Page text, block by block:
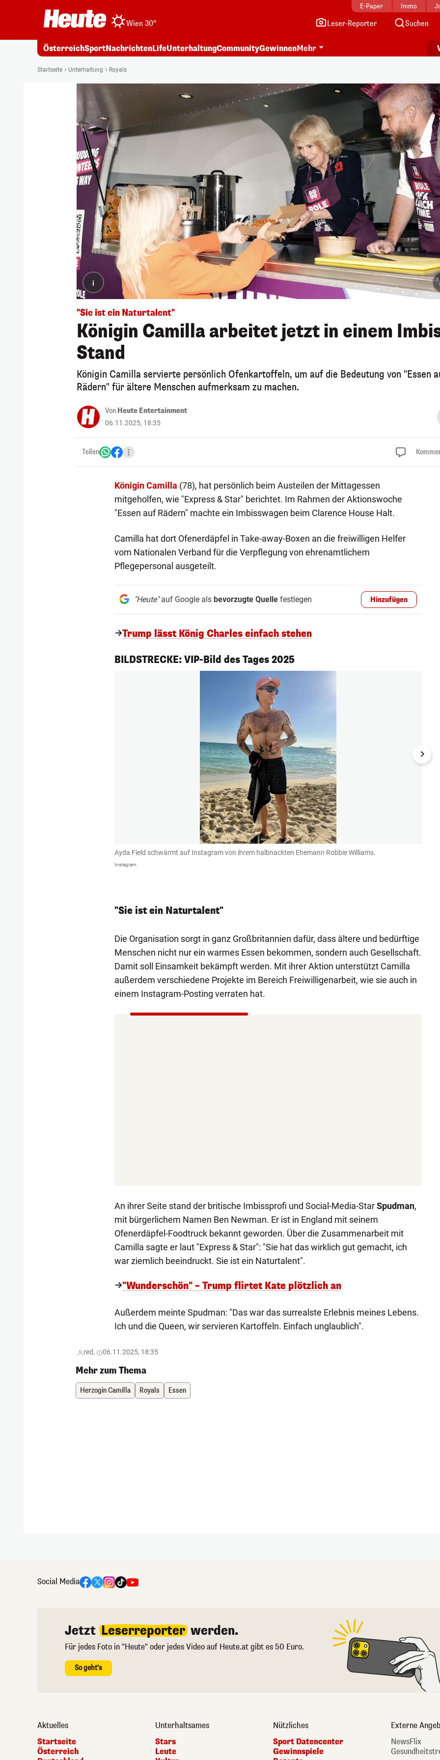
E-Paper Immo
Wien 30° Leser-Reporter Suchen
ÖsterreichSportNachrichtenLifeUnterhaltungCommunityGewinnenMehr
Startseite Unterhaltung Royals
i
"Sie ist ein Naturtalent"
Königin Camilla arbeitet jetzt in einem
Stand
Königin Camilla servierte persönlich Ofenkartoffeln, um auf die Bedeutung von "Essen
Rädern" für ältere Menschen aufmerksam zu machen.
Von Heute Entertainment
06.11.2025, 18:35
Teilen
Königin Camilla (78), hat persönlich beim Austeilen der Mittagessen
mitgeholfen, wie "Express & Star" berichtet. Im Rahmen der Aktionswoche
"Essen auf Rädern" machte ein Imbisswagen beim Clarence House Halt.
Camilla hat dort Ofenerdäpfel in Take-away-Boxen an die freiwilligen Helfer
vom Nationalen Verband für die Verpflegung von ehrenamtlichem
Pflegepersonal ausgeteilt.
"Heute"auf Google als bevorzugte Quellefestlegen Hinzufügen
Trump lässt König Charles einfach stehen
BILDSTRECKE: VIP-Bild des Tages 2025
1/144
Ayda Field schwärmt auf Instagram von ihrem halbnackten Ehemann Robbie Williams.
Instagram
"Sie ist ein Naturtalent"
Die Organisation sorgt in ganz Großbritannien dafür, dass ältere und bedürftige
Menschen nicht nur ein warmes Essen bekommen, sondern auch Gesellschaft.
Damit soll Einsamkeit bekämpft werden. Mit ihrer Aktion unterstützt Camilla
außerdem verschiedene Projekte im Bereich Freiwilligenarbeit, wie sie auch in
einem Instagram-Posting verraten hat.
An ihrer Seite stand der britische Imbissprofi und Social-Media-StarSpudman,
mit bürgerlichem Namen Ben Newman. Er ist in England mit seinem
Ofenerdäpfel-Foodtruck bekannt geworden. Über die Zusammenarbeit mit
Camilla sagte er laut "Express & Star": "Sie hat das wirklich gut gemacht, ich
war ziemlich beeindruckt. Sie ist ein Naturtalent".
"Wunderschön" – Trump flirtet Kate plötzlich an
Außerdem meinte Spudman: "Das war das surrealste Erlebnis meines Lebens.
Ich und die Queen, wir servieren Kartoffeln. Einfach unglaublich".
red, 06.11.2025, 18:35
Mehr zum Thema
Herzogin Camilla Royals Essen
Social Media
Jetzt Leserreporter werden.
Für jedes Foto in "Heute" oder jedes Video auf Heute.at gibt es 50 Euro.
So geht's
Aktuelles
Startseite
Österreich
Unterhaltsames
Stars
Leute
Nützliches
Sport Datencenter
Gewinnspiele
Externe
NewsFlix